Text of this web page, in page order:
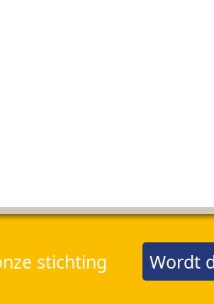
stichting Wordt